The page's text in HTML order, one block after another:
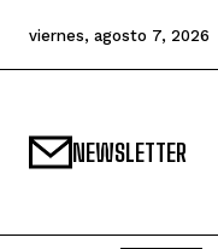
viernes, agosto 7, 2026
NEWSLETTER